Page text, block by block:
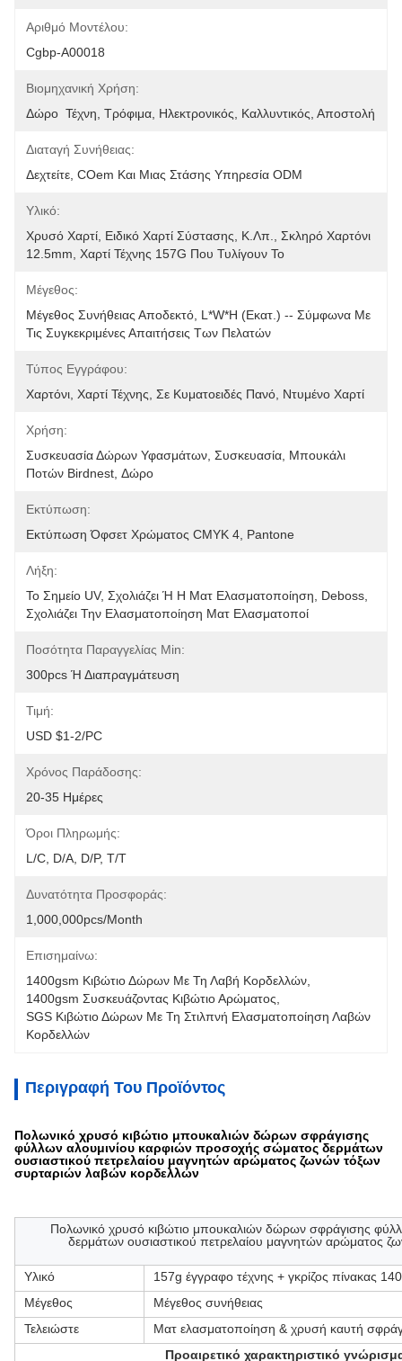
Αριθμό Μοντέλου:
Cgbp-A00018
Βιομηχανική Χρήση:
Δώρο  Τέχνη, Τρόφιμα, Ηλεκτρονικός, Καλλυντικός, Αποστολή
Διαταγή Συνήθειας:
Δεχτείτε, COem Και Μιας Στάσης Υπηρεσία ODM
Υλικό:
Χρυσό Χαρτί, Ειδικό Χαρτί Σύστασης, Κ.λπ., Σκληρό Χαρτόνι
12.5mm, Χαρτί Τέχνης 157G Που Τυλίγουν Το
Μέγεθος:
Μέγεθος Συνήθειας Αποδεκτό, L*W*H (εκατ.) -- Σύμφωνα Με
Τις Συγκεκριμένες Απαιτήσεις Των Πελατών
Τύπος Εγγράφου:
Χαρτόνι, Χαρτί Τέχνης, Σε Κυματοειδές Πανό, Ντυμένο Χαρτί
Χρήση:
Συσκευασία Δώρων Υφασμάτων, Συσκευασία, Μπουκάλι
Ποτών Birdnest, Δώρο
Εκτύπωση:
Εκτύπωση Όφσετ Χρώματος CMYK 4, Pantone
Λήξη:
Το Σημείο UV, Σχολιάζει Ή Η Ματ Ελασματοποίηση, Deboss,
Σχολιάζει Την Ελασματοποίηση Ματ Ελασματοποί
Ποσότητα Παραγγελίας Min:
300pcs Ή Διαπραγμάτευση
Τιμή:
USD $1-2/PC
Χρόνος Παράδοσης:
20-35 Ημέρες
Όροι Πληρωμής:
L/C, D/A, D/P, T/T
Δυνατότητα Προσφοράς:
1,000,000pcs/month
Επισημαίνω:
1400gsm Κιβώτιο Δώρων Με Τη Λαβή Κορδελλών
1400gsm Συσκευάζοντας Κιβώτιο Αρώματος
SGS Κιβώτιο Δώρων Με Τη Στιλπνή Ελασματοποίηση Λαβών
Κορδελλών
Περιγραφή Του Προϊόντος
Πολωνικό χρυσό κιβώτιο μπουκαλιών δώρων σφράγισης
φύλλων αλουμινίου καρφιών προσοχής σώματος δερμάτων
ουσιαστικού πετρελαίου μαγνητών αρώματος ζωνών τόξων
συρταριών λαβών κορδελλών
Πολωνικό χρυσό κιβώτιο μπουκαλιών δώρων σφράγισης
δερμάτων ουσιαστικού πετρελαίου μαγνητών αρώματος
Υλικό
157g έγγραφο τέχνης + γκρίζος πίνακας
Μέγεθος
Μέγεθος συνήθειας
Τελειώστε
Ματ ελασματοποίηση & χρυσή καυτή
Προαιρετικό χαρακτηριστικό